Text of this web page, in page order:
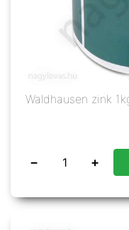
Waldhausen zink
− +